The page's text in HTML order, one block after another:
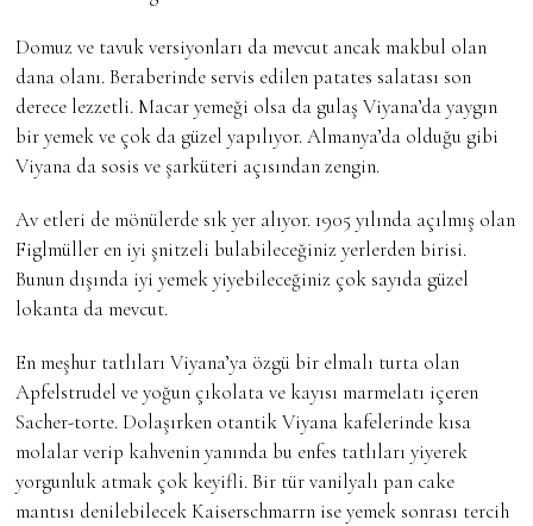
Domuz ve tavuk versiyonları da mevcut ancak makbul olan
dana olanı. Beraberinde servis edilen patates salatası son
derece lezzetli. Macar yemeği olsa da gulaş Viyana’da yaygın
bir yemek ve çok da güzel yapılıyor. Almanya’da olduğu gibi
Viyana da sosis ve şarküteri açısından zengin.
Av etleri de mönülerde sık yer alıyor. 1905 yılında açılmış olan
Figlmüller en iyi şnitzeli bulabileceğiniz yerlerden birisi.
Bunun dışında iyi yemek yiyebileceğiniz çok sayıda güzel
lokanta da mevcut.
En meşhur tatlıları Viyana’ya özgü bir elmalı turta olan
Apfelstrudel ve yoğun çıkolata ve kayısı marmelatı içeren
Sacher-torte. Dolaşırken otantik Viyana kafelerinde kısa
molalar verip kahvenin yanında bu enfes tatlıları yiyerek
yorgunluk atmak çok keyifli. Bir tür vanilyalı pan cake
mantısı denilebilecek Kaiserschmarrn ise yemek sonrası tercih